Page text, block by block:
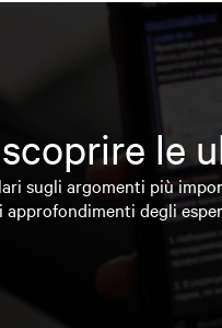
le
sugli argomenti più
degli